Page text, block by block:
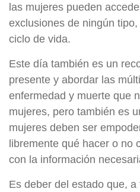
las mujeres pueden
exclusiones de ningún
ciclo de vida.
Este día también es un
presente y abordar las
enfermedad y muerte que
mujeres, pero también es
mujeres deben ser
libremente qué hacer o no
con la información
Es deber del estado que,